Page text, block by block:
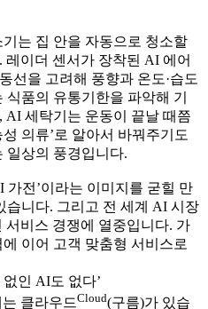
는 집 안을 자동으로 청소할
이더 센서가 장착된 AI 에어
선을 고려해 풍향과 온도·습도
품의 유통기한을 파악해 기
AI 세탁기는 운동이 끝날 때쯤
의류’로 알아서 바꿔주기도
일상의 풍경입니다.
가전’이라는 이미지를 굳힐 만
습니다. 그리고 전 세계 AI 시장
서비스 경쟁에 열중입니다. 가
이어 고객 맞춤형 서비스로
인 AI도 없다’
클라우드Cloud(구름)가 있습